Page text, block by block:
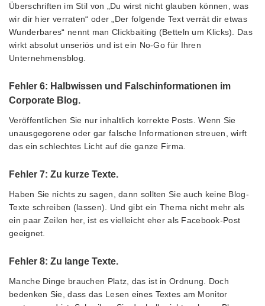
Überschriften im Stil von „Du wirst nicht glauben können, was
wir dir hier verraten“ oder „Der folgende Text verrät dir etwas
Wunderbares“ nennt man Clickbaiting (Betteln um Klicks). Das
wirkt absolut unseriös und ist ein No-Go für Ihren
Unternehmensblog.
Fehler 6: Halbwissen und Falschinformationen im
Corporate Blog.
Veröffentlichen Sie nur inhaltlich korrekte Posts. Wenn Sie
unausgegorene oder gar falsche Informationen streuen, wirft
das ein schlechtes Licht auf die ganze Firma.
Fehler 7: Zu kurze Texte.
Haben Sie nichts zu sagen, dann sollten Sie auch keine Blog-
Texte schreiben (lassen). Und gibt ein Thema nicht mehr als
ein paar Zeilen her, ist es vielleicht eher als Facebook-Post
geeignet.
Fehler 8: Zu lange Texte.
Manche Dinge brauchen Platz, das ist in Ordnung. Doch
bedenken Sie, dass das Lesen eines Textes am Monitor